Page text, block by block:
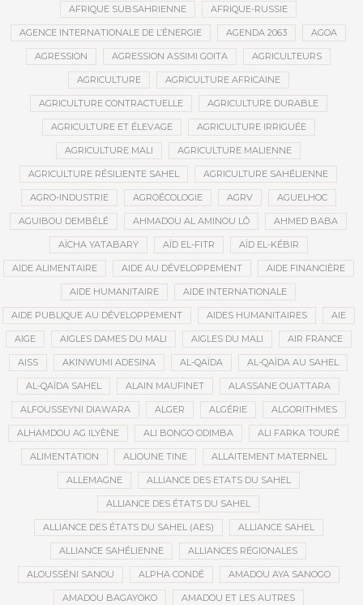
AFRIQUE SUBSAHRIENNE AFRIQUE-RUSSIE
AGENCE INTERNATIONALE DE L’ÉNERGIE AGENDA 2063 AGOA
AGRESSION AGRESSION ASSIMI GOITA AGRICULTEURS
AGRICULTURE AGRICULTURE AFRICAINE
AGRICULTURE CONTRACTUELLE AGRICULTURE DURABLE
AGRICULTURE ET ÉLEVAGE AGRICULTURE IRRIGUÉE
AGRICULTURE MALI AGRICULTURE MALIENNE
AGRICULTURE RÉSILIENTE SAHEL AGRICULTURE SAHÉLIENNE
AGRO-INDUSTRIE AGROÉCOLOGIE AGRV AGUELHOC
AGUIBOU DEMBÉLÉ AHMADOU AL AMINOU LÔ AHMED BABA
AÏCHA YATABARY AÏD EL-FITR AÏD EL-KÉBIR
AIDE ALIMENTAIRE AIDE AU DÉVELOPPEMENT AIDE FINANCIÈRE
AIDE HUMANITAIRE AIDE INTERNATIONALE
AIDE PUBLIQUE AU DÉVELOPPEMENT AIDES HUMANITAIRES AIE
AIGE AIGLES DAMES DU MALI AIGLES DU MALI AIR FRANCE
AISS AKINWUMI ADESINA AL-QAÏDA AL-QAÏDA AU SAHEL
AL-QAÏDA SAHEL ALAIN MAUFINET ALASSANE OUATTARA
ALFOUSSEYNI DIAWARA ALGER ALGÉRIE ALGORITHMES
ALHAMDOU AG ILYÈNE ALI BONGO ODIMBA ALI FARKA TOURÉ
ALIMENTATION ALIOUNE TINE ALLAITEMENT MATERNEL
ALLEMAGNE ALLIANCE DES ETATS DU SAHEL
ALLIANCE DES ÉTATS DU SAHEL
ALLIANCE DES ÉTATS DU SAHEL (AES) ALLIANCE SAHEL
ALLIANCE SAHÉLIENNE ALLIANCES RÉGIONALES
ALOUSSÉNI SANOU ALPHA CONDÉ AMADOU AYA SANOGO
AMADOU BAGAYOKO AMADOU ET LES AUTRES